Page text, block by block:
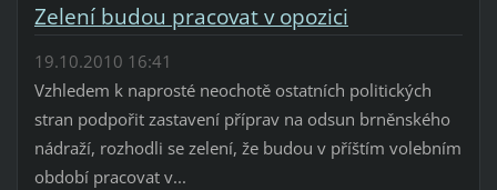
Zelení budou pracovat v opozici
19.10.2010 16:41
Vzhledem k naprosté neochotě ostatních politických
stran podpořit zastavení příprav na odsun brněnského
nádraží, rozhodli se zelení, že budou v příštím volebním
období pracovat v...